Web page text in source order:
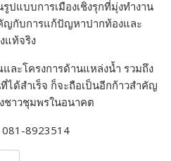
ปแบบการเมืองเชิงรุกที่มุ่งทำงาน
ญกับการแก้ปัญหาปากท้องและ
แท้จริง
ละโครงการด้านแหล่งน้ำ รวมถึง
ได้สำเร็จ ก็จะถือเป็นอีกก้าวสำคัญ
าวชุมพรในอนาคต
081-8923514